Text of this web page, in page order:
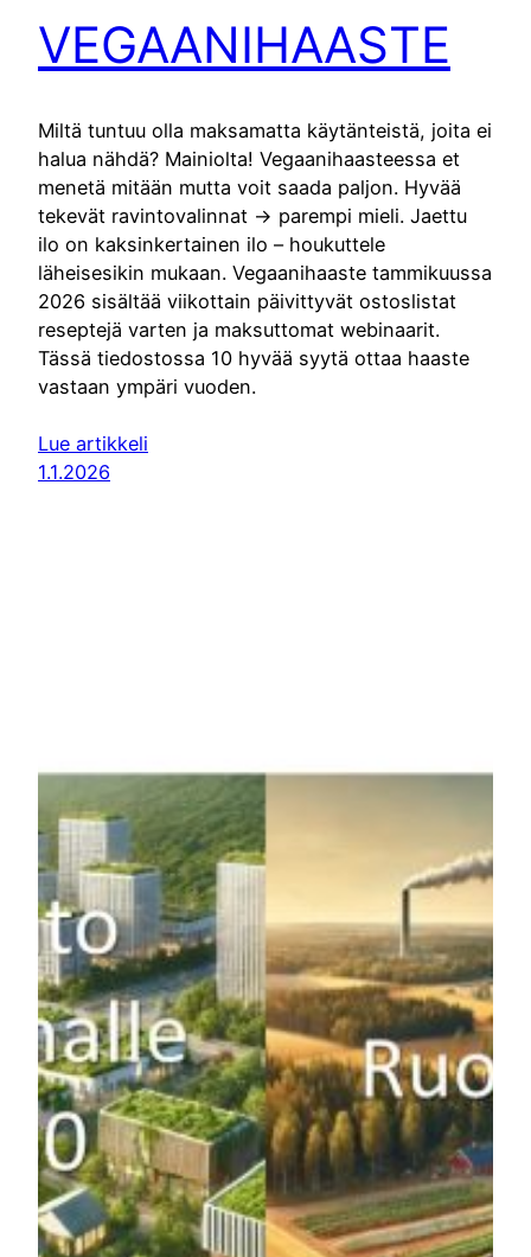
VEGAANIHAASTE
Miltä tuntuu olla maksamatta käytänteistä, joita ei
halua nähdä? Mainiolta! Vegaanihaasteessa et
menetä mitään mutta voit saada paljon. Hyvää
tekevät ravintovalinnat -> parempi mieli. Jaettu
ilo on kaksinkertainen ilo – houkuttele
läheisesikin mukaan. Vegaanihaaste tammikuussa
2026 sisältää viikottain päivittyvät ostoslistat
reseptejä varten ja maksuttomat webinaarit.
Tässä tiedostossa 10 hyvää syytä ottaa haaste
vastaan ympäri vuoden.
Lue artikkeli
1.1.2026